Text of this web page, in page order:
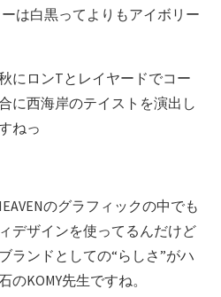
は白黒ってよりもアイボリー
にロンTとレイヤードでコー
に西海岸のテイストを演出し
ねっ
のグラフィックの中でも
デザインを使ってるんだけど
ランドとしての“らしさ”がハ
KOMY先生ですね。